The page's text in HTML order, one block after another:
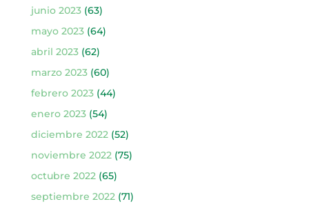
junio 2023(63)
mayo 2023(64)
abril 2023(62)
marzo 2023(60)
febrero 2023(44)
enero 2023(54)
diciembre 2022(52)
noviembre 2022(75)
octubre 2022(65)
septiembre 2022(71)